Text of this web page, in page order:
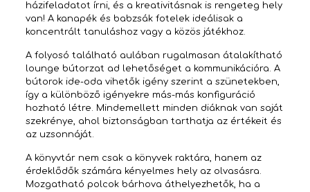
házifeladatot írni, és a kreativitásnak is rengeteg hely
van! A kanapék és babzsák fotelek ideálisak a
koncentrált tanuláshoz vagy a közös játékhoz.
A folyosó található aulában rugalmasan átalakítható
lounge bútorzat ad lehetőséget a kommunikációra. A
bútorok ide-oda vihetők igény szerint a szünetekben,
így a különböző igényekre más-más konfiguráció
hozható létre. Mindemellett minden diáknak van saját
szekrénye, ahol biztonságban tarthatja az értékeit és
az uzsonnáját.
A könyvtár nem csak a könyvek raktára, hanem az
érdeklődők számára kényelmes hely az olvasásra.
Mozgatható polcok bárhova áthelyezhetők, ha a